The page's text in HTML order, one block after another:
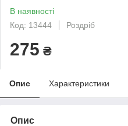
В наявності
Код: 13444
Роздріб
275 ₴
Опис Характеристики
Опис